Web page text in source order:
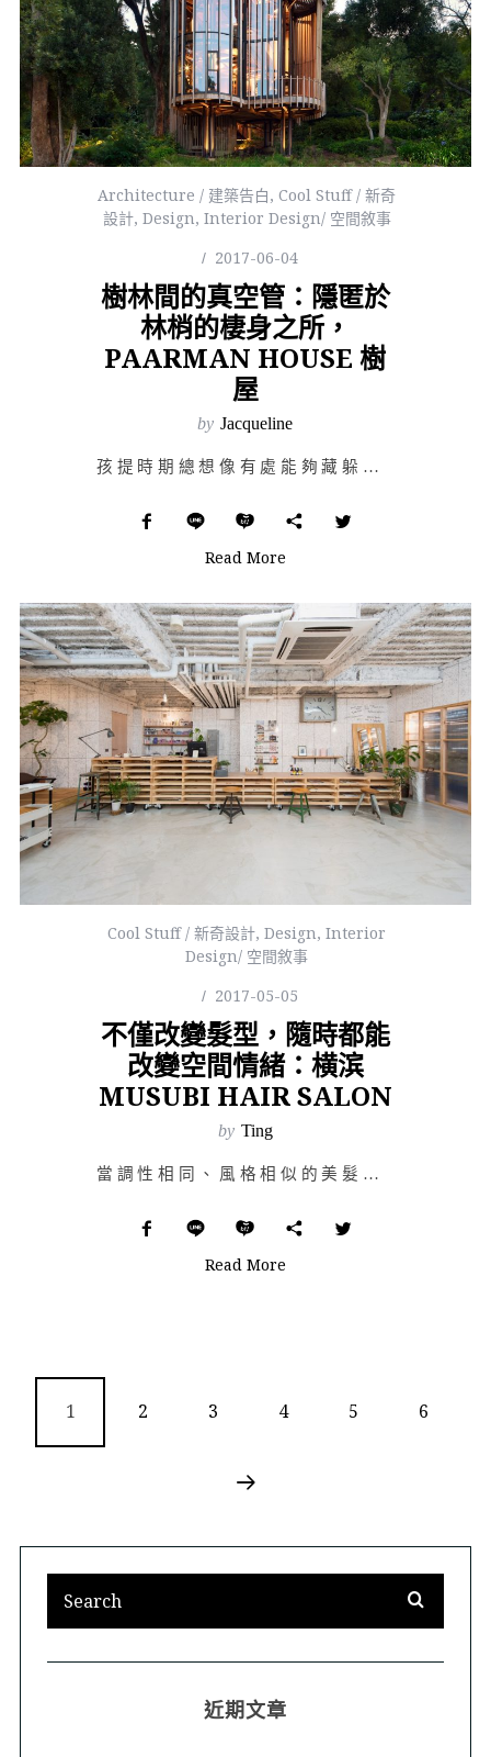
Architecture / 建築告白,Cool Stuff / 新奇
設計, Design, Interior Design/ 空間敘事
2017-06-04
樹林間的真空管：隱匿於
林梢的棲身之所，
PAARMAN HOUSE 樹
屋
by Jacqueline
孩提時期總想像有處能夠藏躲的小天地，僅屬於自己的棲身之所，若是空間允許，偶爾還能邀請好友一塊兒玩耍便…
Read More
Cool Stuff / 新奇設計,Design,Interior
Design/ 空間敘事
2017-05-05
不僅改變髮型，隨時都能
改變空間情緒：横滨
MUSUBI HAIR SALON
by Ting
當調性相同、風格相似的美髮店充斥街坊，要如何不在潮流趨勢的影響下走出自己獨立的性格？位在日本神奈川的…
Read More
1 2 3 4 5 6
近期文章